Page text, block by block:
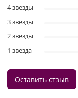
4 звезды
3 звезды
2 звезды
1 звезда
Оставить отзыв